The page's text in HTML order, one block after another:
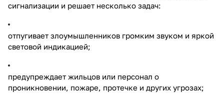
сигнализации и решает несколько задач:
отпугивает злоумышленников громким звуком и яркой
световой индикацией;
предупреждает жильцов или персонал о
проникновении, пожаре, протечке и других угрозах;